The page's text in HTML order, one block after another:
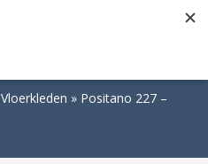
Vloerkleden
Positano 227 –